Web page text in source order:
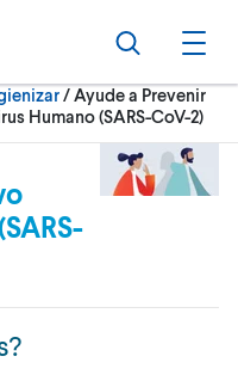
Search
Current:
Ayude a Prevenir
Humano (SARS-CoV-2)